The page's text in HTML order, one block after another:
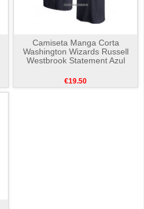
Camiseta Manga Corta
Washington Wizards Russell
Westbrook Statement Azul
€19.50